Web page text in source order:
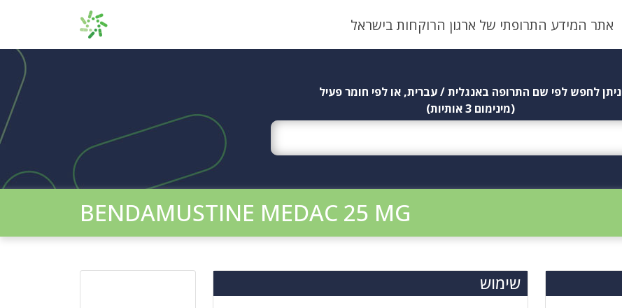
אתר המידע התרופתי של ארגון הרוקחות בישראל
ניתן לחפש לפי שם התרופה באנגלית / עברית, או לפי חומר פעיל
(מינימום 3 אותיות)
BENDAMUSTINE MEDAC 25 MG
שימוש